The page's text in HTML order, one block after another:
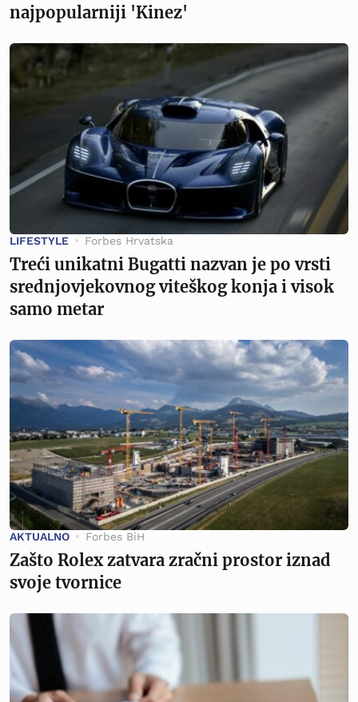
najpopularniji 'Kinez'
LIFESTYLE Forbes Hrvatska
Treći unikatni Bugatti nazvan je po vrsti
srednjovjekovnog viteškog konja i visok
samo metar
AKTUALNO Forbes BiH
Zašto Rolex zatvara zračni prostor iznad
svoje tvornice